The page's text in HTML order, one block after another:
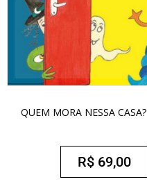
QUEM MORA NESSA CASA?
R$69,00